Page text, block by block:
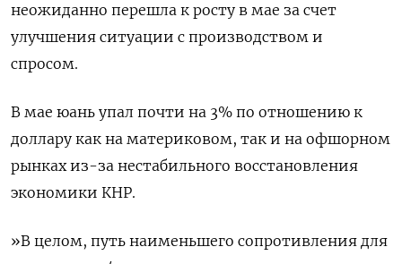
неожиданно перешла к росту в мае за счет
улучшения ситуации с производством и
спросом.
В мае юань упал почти на 3% по отношению к
доллару как на материковом, так и на офшорном
рынках из-за нестабильного восстановления
экономики КНР.
»В целом, путь наименьшего сопротивления для